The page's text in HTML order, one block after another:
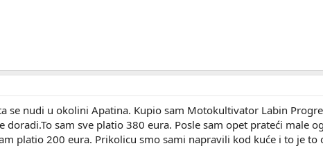
se nudi u okolini Apatina. Kupio sam Motokultivator Labin
sam sve platio 380 eura. Posle sam opet prateći male
platio 200 eura. Prikolicu smo sami napravili kod kuće i to je